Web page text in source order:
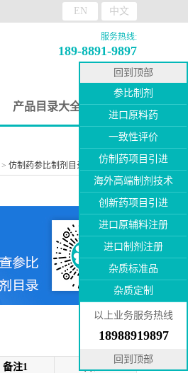
EN 中文
服务热线:
189-8891-9897
产品目录大全
> 仿制药参比制剂目录 第四十七批
备注1 备注2
回到顶部
参比制剂
进口原料药
一致性评价
仿制药项目引进
海外高端制剂技术
创新药项目引进
进口原辅料注册
进口制剂注册
杂质标准品
杂质定制
以上业务服务热线
18988919897
回到顶部